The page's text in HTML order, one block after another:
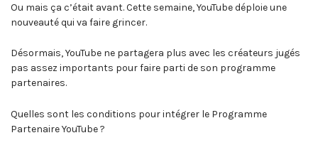
Ou mais ça c’était avant. Cette semaine, YouTube déploie une
nouveauté qui va faire grincer.
Désormais, YouTube ne partagera plus avec les créateurs jugés
pas assez importants pour faire parti de son programme
partenaires.
Quelles sont les conditions pour intégrer le Programme
Partenaire YouTube ?